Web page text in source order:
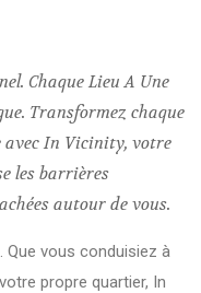
Chaque Lieu A Une
Transformez chaque
avec In Vicinity, votre
les barrières
autour de vous.
Que vous conduisiez à
propre quartier, In